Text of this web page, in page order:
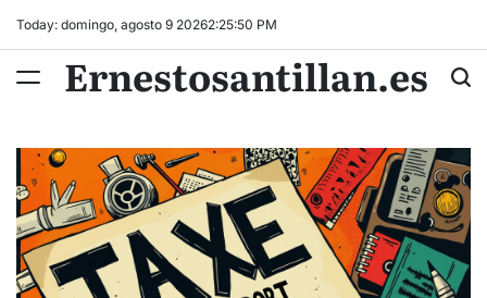
Today: domingo, agosto 9 20262:25:51 PM
Ernestosantillan.es